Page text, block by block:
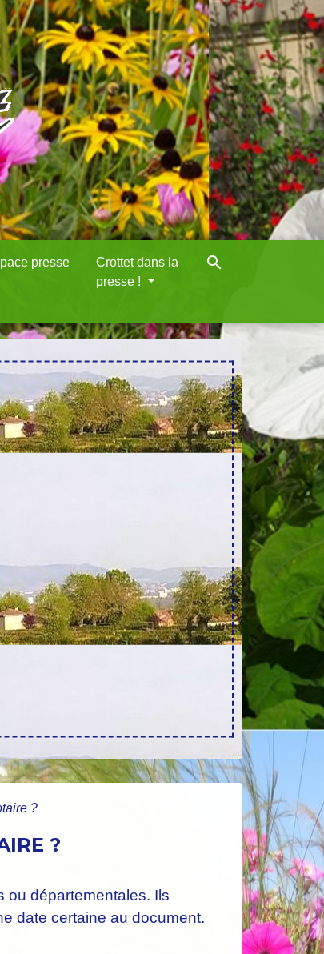
presse
Crottet dans la
presse !
search
?
?
ou départementales. Ils
date certaine au document.